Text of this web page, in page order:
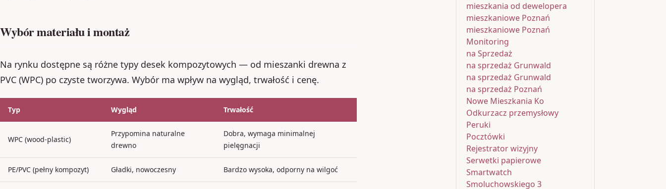
Wybór materiału i montaż
Na rynku dostępne są różne typy desek kompozytowych — od mieszanki drewna z
PVC (WPC) po czyste tworzywa. Wybór ma wpływ na wygląd, trwałość i cenę.
Typ Wygląd Trwałość
WPC (wood-plastic)
Przypomina naturalne
drewno
Dobra, wymaga minimalnej
pielęgnacji
PE/PVC (pełny kompozyt) Gładki, nowoczesny Bardzo wysoka, odporny na wilgoć
mieszkania od dewelopera
mieszkaniowe Poznań
mieszkaniowe Poznań
Monitoring
na Sprzedaż
na sprzedaż Grunwald
na sprzedaż Grunwald
na sprzedaż Poznań
Nowe Mieszkania Ko
Odkurzacz przemysłowy
Peruki
Pocztówki
Rejestrator wizyjny
Serwetki papierowe
Smartwatch
Smoluchowskiego 3